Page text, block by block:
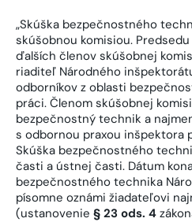
„Skúška bezpečnostného
skúšobnou komisiou.
ďalších členov skúšobnej
riaditeľ Národného
odborníkov z oblasti
práci. Členom skúšobnej
bezpečnostný technik a
s odbornou praxou inšpektora
Skúška bezpečnostného
časti a ústnej časti. Dátum
bezpečnostného technika
písomne oznámi žiadateľovi
(ustanovenie § 23 ods. 4